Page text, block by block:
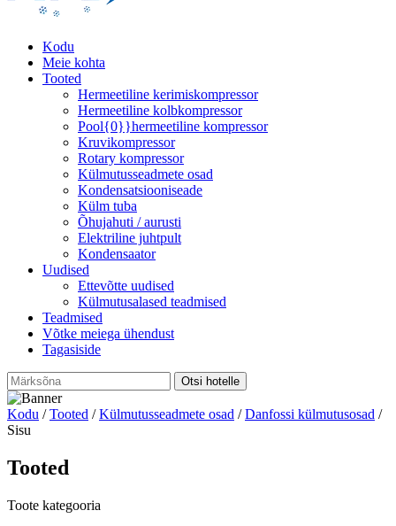
Kodu
Meie kohta
Tooted
Hermeetiline kerimiskompressor
Hermeetiline kolbkompressor
Pool{0}}hermeetiline kompressor
Kruvikompressor
Rotary kompressor
Külmutusseadmete osad
Kondensatsiooniseade
Külm tuba
Õhujahuti / aurusti
Elektriline juhtpult
Kondensaator
Uudised
Ettevõtte uudised
Külmutusalased teadmised
Teadmised
Võtke meiega ühendust
Tagasiside
Kodu /Tooted /Külmutusseadmete osad /Danfossi külmutusosad /
Sisu
Tooted
Toote kategooria